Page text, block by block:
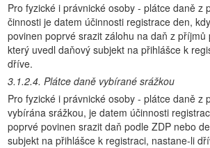
Pro fyzické i právnické osoby - plátce daně z
činnosti je datem účinnosti registrace den,
povinen poprvé srazit zálohu na daň z příjmů
který uvedl daňový subjekt na přihlášce k
dříve.
3.1.2.4. Plátce daně vybírané srážkou
Pro fyzické i právnické osoby - plátce daně z
vybírána srážkou, je datem účinnosti
poprvé povinen srazit daň podle ZDP nebo
subjekt na přihlášce k registraci, nastane-li